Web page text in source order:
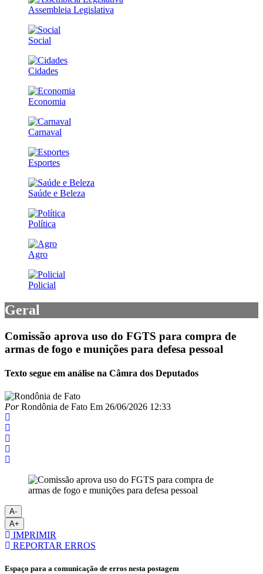
Assembleia Legislativa
Social
Cidades
Economia
Carnaval
Esportes
Saúde e Beleza
Política
Agro
Policial
Geral
Comissão aprova uso do FGTS para compra de
armas de fogo e munições para defesa pessoal
Texto segue em análise na Câmra dos Deputados
PorRondônia de Fato Em 26/06/2026 12:33
A-
A+
IMPRIMIR
REPORTAR ERROS
Espaço para a comunicação de erros nesta postagem